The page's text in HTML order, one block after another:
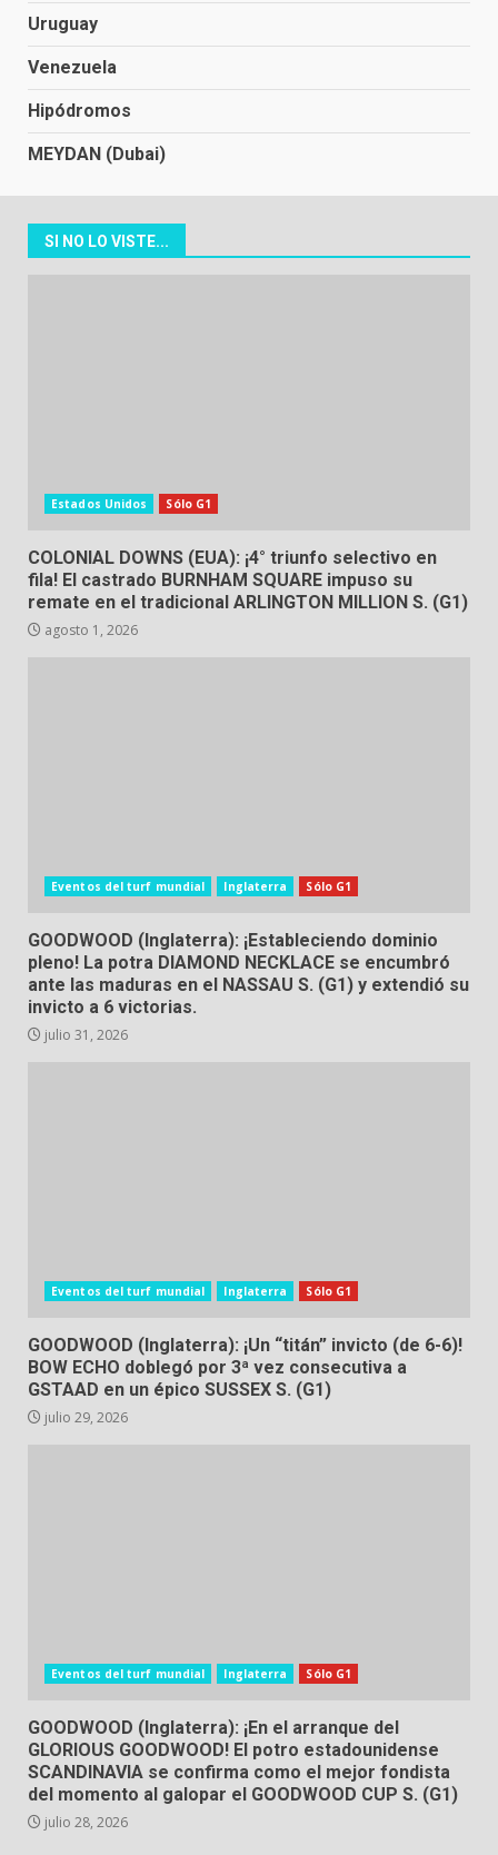
Uruguay
Venezuela
Hipódromos
MEYDAN (Dubai)
SI NO LO VISTE...
Estados Unidos Sólo G1
COLONIAL DOWNS (EUA): ¡4° triunfo selectivo en
fila! El castrado BURNHAM SQUARE impuso su
remate en el tradicional ARLINGTON MILLION S. (G1)
agosto 1, 2026
Eventos del turf mundial Inglaterra Sólo G1
GOODWOOD (Inglaterra): ¡Estableciendo dominio
pleno! La potra DIAMOND NECKLACE se encumbró
ante las maduras en el NASSAU S. (G1) y extendió su
invicto a 6 victorias.
julio 31, 2026
Eventos del turf mundial Inglaterra Sólo G1
GOODWOOD (Inglaterra): ¡Un “titán” invicto (de 6-6)!
BOW ECHO doblegó por 3ª vez consecutiva a
GSTAAD en un épico SUSSEX S. (G1)
julio 29, 2026
Eventos del turf mundial Inglaterra Sólo G1
GOODWOOD (Inglaterra): ¡En el arranque del
GLORIOUS GOODWOOD! El potro estadounidense
SCANDINAVIA se confirma como el mejor fondista
del momento al galopar el GOODWOOD CUP S. (G1)
julio 28, 2026